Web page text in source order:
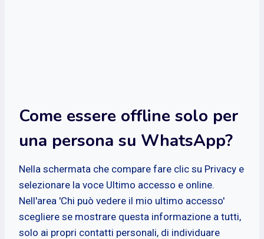
Come essere offline solo per
una persona su WhatsApp?
Nella schermata che compare fare clic su Privacy e
selezionare la voce Ultimo accesso e online.
Nell'area 'Chi può vedere il mio ultimo accesso'
scegliere se mostrare questa informazione a tutti,
solo ai propri contatti personali, di individuare